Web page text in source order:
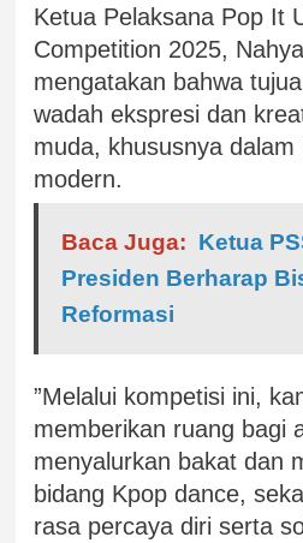
Ketua Pelaksana Pop It
Competition 2025,
mengatakan bahwa
wadah ekspresi dan
muda, khususnya dalam
modern.
Baca Juga: Ketua
Presiden Berharap
Reformasi
”Melalui kompetisi ini,
memberikan ruang bagi
menyalurkan bakat dan
bidang Kpop dance,
rasa percaya diri serta